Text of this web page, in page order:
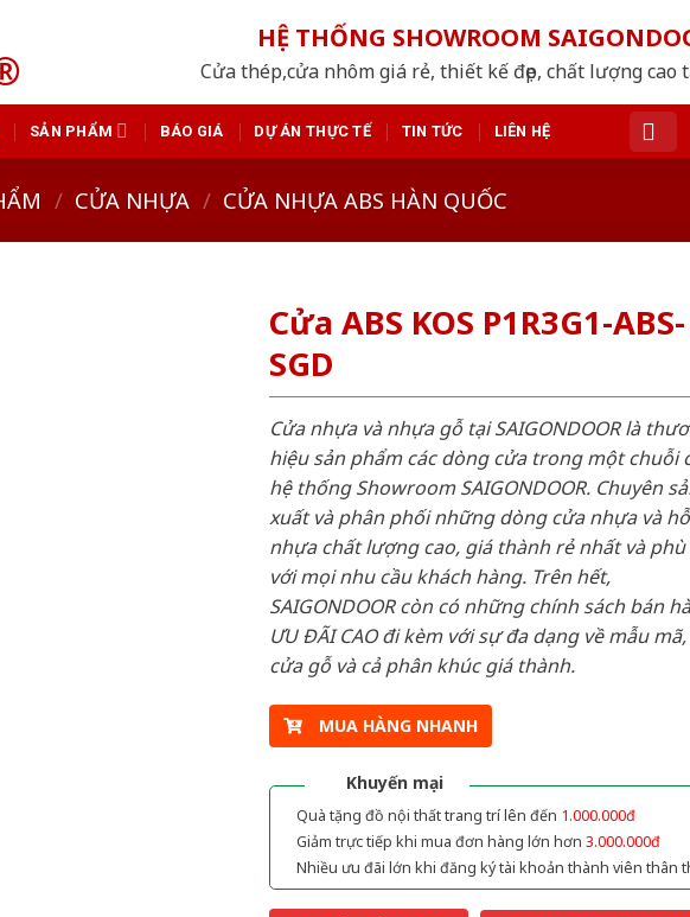
HỆ THỐNG SHOWROOM
Cửa thép,cửa nhôm giá rẻ, thiết kế đẹp, chất lượng cao
SẢN PHẨM BÁO GIÁ DỰ ÁN THỰC TẾ TIN TỨC LIÊN HỆ
/ CỬA NHỰA / CỬA NHỰA ABS HÀN QUỐC
Cửa ABS KOS P1R3G1-ABS-
SGD
Cửa nhựa và nhựa gỗ tại SAIGONDOOR là
hiệu sản phẩm các dòng cửa trong một chuỗi
hệ thống Showroom SAIGONDOOR. Chuyên
xuất và phân phối những dòng cửa nhựa và
nhựa chất lượng cao, giá thành rẻ nhất và
với mọi nhu cầu khách hàng. Trên hết,
SAIGONDOOR còn có những chính sách bán
ƯU ĐÃI CAO đi kèm với sự đa dạng về mẫu
cửa gỗ và cả phân khúc giá thành.
MUA HÀNG NHANH
Khuyến mại
Quà tặng đồ nội thất trang trí lên đến 1.000.000đ
Giảm trực tiếp khi mua đơn hàng lớn hơn 3.000.000đ
Nhiều ưu đãi lớn khi đăng ký tài khoản thành viên thân